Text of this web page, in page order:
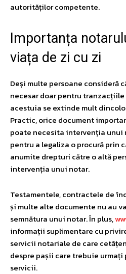
autorităților competente.
Importanța
viața de zi cu zi
Deși multe persoane consideră
necesar doar pentru
acestuia se extinde mult
Practic, orice document
poate necesita intervenția unui
pentru a legaliza o procură prin
anumite drepturi către o altă
intervenția unui notar.
Testamentele, contractele de
și multe alte documente nu au
semnătura unui notar. În plus,
informații suplimentare cu
servicii notariale de care
despre pașii care trebuie urmați
servicii.